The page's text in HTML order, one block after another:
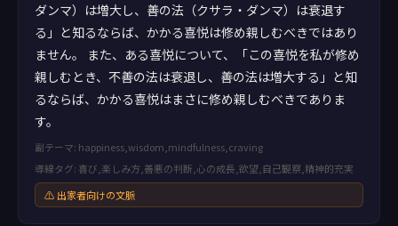
ダンマ）は増大し、善の法（クサラ・ダンマ）は衰退す
る」と知るならば、かかる喜悦は修め親しむべきではあり
ません。 また、ある喜悦について、「この喜悦を私が修め
親しむとき、不善の法は衰退し、善の法は増大する」と知
るならば、かかる喜悦はまさに修め親しむべきでありま
す。
副テーマ: happiness,wisdom,mindfulness,craving
導線タグ: 喜び,楽しみ方,善悪の判断,心の成長,欲望,自己観察,精神的充実
⚠ 出家者向けの文脈